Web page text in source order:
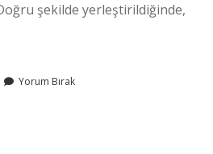
şekilde yerleştirildiğinde,
Yorum Bırak